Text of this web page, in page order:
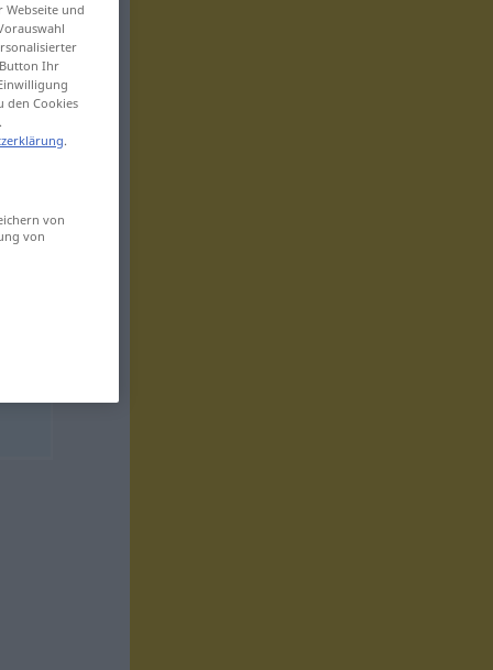
und
Ihr
den Cookies
.
von
von